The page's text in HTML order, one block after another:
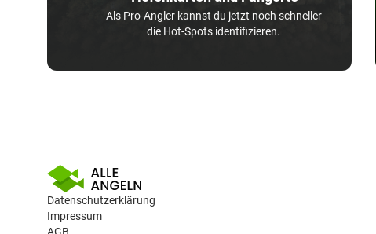
Als Pro-Angler kannst du jetzt noch schneller
die Hot-Spots identifizieren.
Datenschutzerklärung
Impressum